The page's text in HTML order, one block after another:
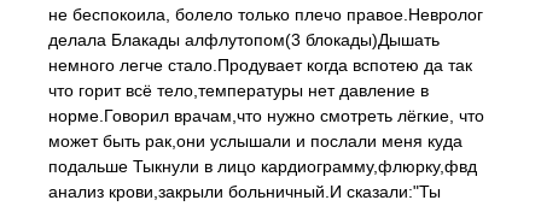
не беспокоила, болело только плечо правое.Невролог
делала Блакады алфлутопом(3 блокады)Дышать
немного легче стало.Продувает когда вспотею да так
что горит всё тело,температуры нет давление в
норме.Говорил врачам,что нужно смотреть лёгкие, что
может быть рак,они услышали и послали меня куда
подальше Тыкнули в лицо кардиограмму,флюрку,фвд
анализ крови,закрыли больничный.И сказали:"Ты